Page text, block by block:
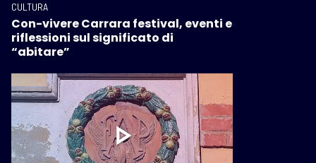
CULTURA
Con-vivere Carrara festival, eventi e
riflessioni sul significato di
“abitare”